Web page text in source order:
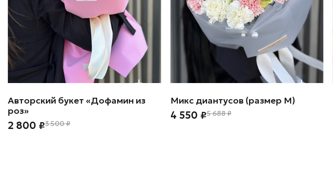
Авторский букет «Дофамин из
роз»
2 800 ₽3 500 ₽
Микс диантусов (размер М)
4 550 ₽5 688 ₽